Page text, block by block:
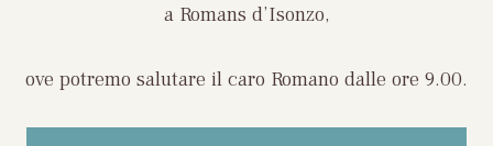
a Romans d’Isonzo,
ove potremo salutare il caro Romano dalle ore 9.00.